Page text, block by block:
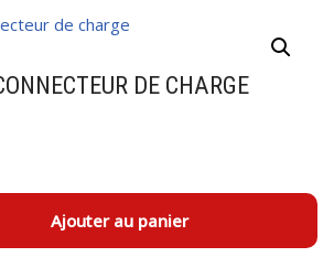
DE CHARGE
Ajouter au panier